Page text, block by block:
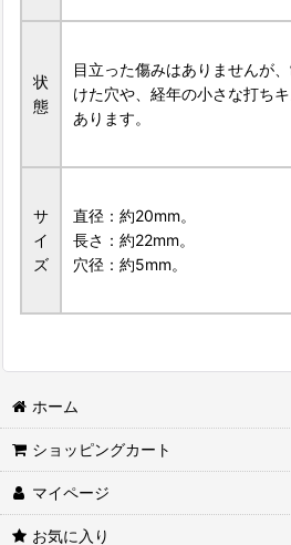
状
態
目立った傷みはありませんが
けた穴や、経年の小さな打ち
あります。
サ
イ
ズ
直径：約20mm。
長さ：約22mm。
穴径：約5mm。
ホーム
ショッピングカート
マイページ
お気に入り